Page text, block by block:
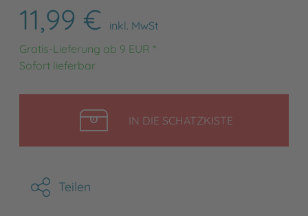
11,99 €
inkl. MwSt
Gratis-Lieferung ab 9 EUR *
Sofort lieferbar
IN DIE SCHATZKISTELEGEN
Teilen